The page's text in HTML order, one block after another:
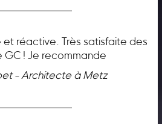
réactive. Très satisfaite des
GC ! Je recommande
- Architecte à Metz